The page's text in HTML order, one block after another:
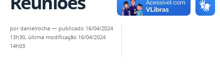
pordanielrocha — publicado 16/04/2024
13h30, última modificação 16/04/2024
14h03